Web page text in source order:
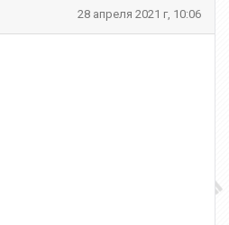
28 апреля 2021 г, 10:06